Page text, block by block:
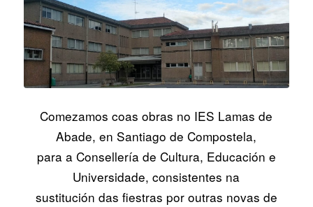
Comezamos coas obras no IES Lamas de
Abade, en Santiago de Compostela,
para a Consellería de Cultura, Educación e
Universidade, consistentes na
sustitución das fiestras por outras novas de